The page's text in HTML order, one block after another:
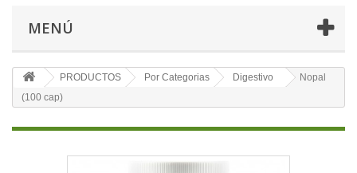
MENÚ
PRODUCTOS Por Categorias Digestivo
Nopal
(100 cap)